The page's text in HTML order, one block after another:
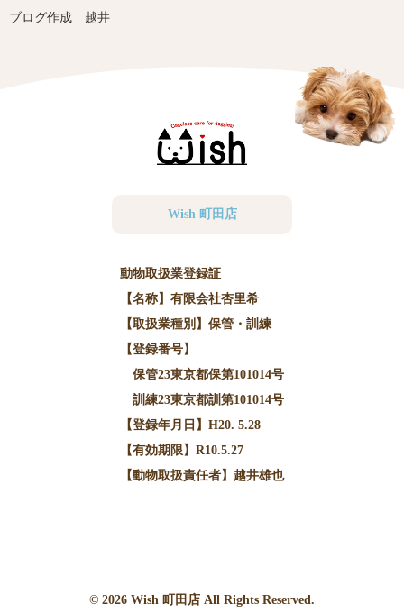
ブログ作成 越井
Wish 町田店
動物取扱業登録証
【名称】有限会社杏里希
【取扱業種別】保管・訓練
【登録番号】
保管23東京都保第101014号
訓練23東京都訓第101014号
【登録年月日】H20. 5.28
【有効期限】R10.5.27
【動物取扱責任者】越井雄也
© 2026 Wish 町田店 All Rights Reserved.